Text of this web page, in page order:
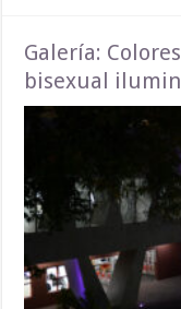
Galería:
bisexual